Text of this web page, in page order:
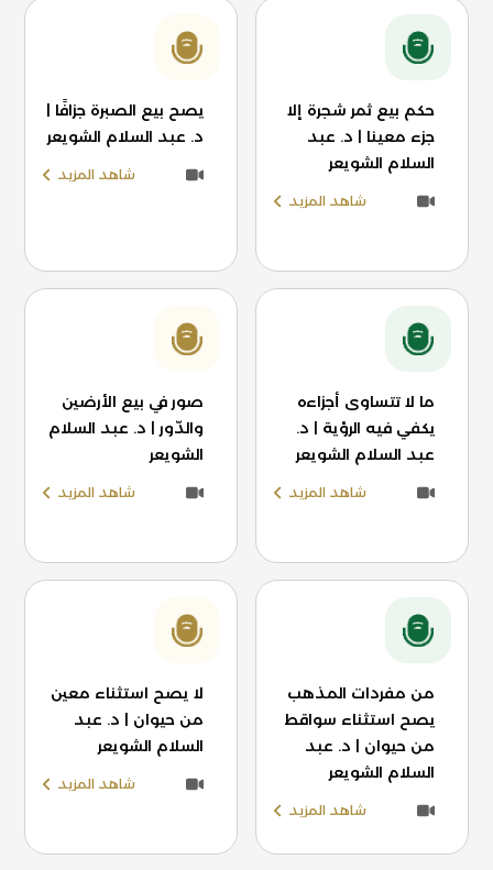
حكم بيع ثمر شجرة إلا
جزء معينا | د. عبد
السلام الشويعر
شاهد المزيد
يصح بيع الصبرة جزافًا |
د. عبد السلام الشويعر
شاهد المزيد
ما لا تتساوى أجزاءه
يكفي فيه الرؤية | د.
عبد السلام الشويعر
شاهد المزيد
صور في بيع الأرضين
والدّور | د. عبد السلام
الشويعر
شاهد المزيد
من مفردات المذهب
يصح استثناء سواقط
من حيوان | د. عبد
السلام الشويعر
شاهد المزيد
لا يصح استثناء معين
من حيوان | د. عبد
السلام الشويعر
شاهد المزيد